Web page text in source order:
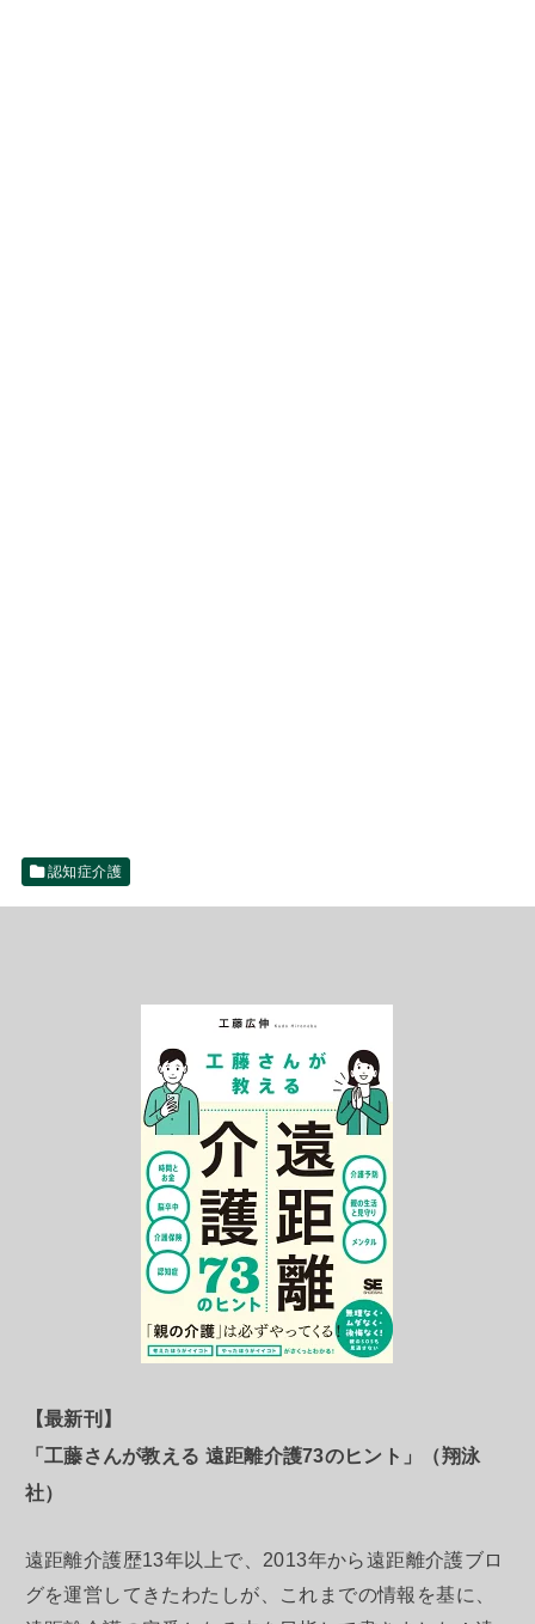
認知症介護
【最新刊】
「工藤さんが教える 遠距離介護73のヒント」（翔泳
社）
遠距離介護歴13年以上で、2013年から遠距離介護ブロ
グを運営してきたわたしが、これまでの情報を基に、